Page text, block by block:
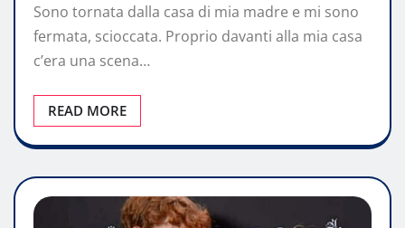
Sono tornata dalla casa di mia madre e mi sono
fermata, scioccata. Proprio davanti alla mia casa
c’era una scena…
READ MORE